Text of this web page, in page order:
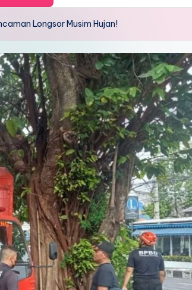
Longsor Musim Hujan!